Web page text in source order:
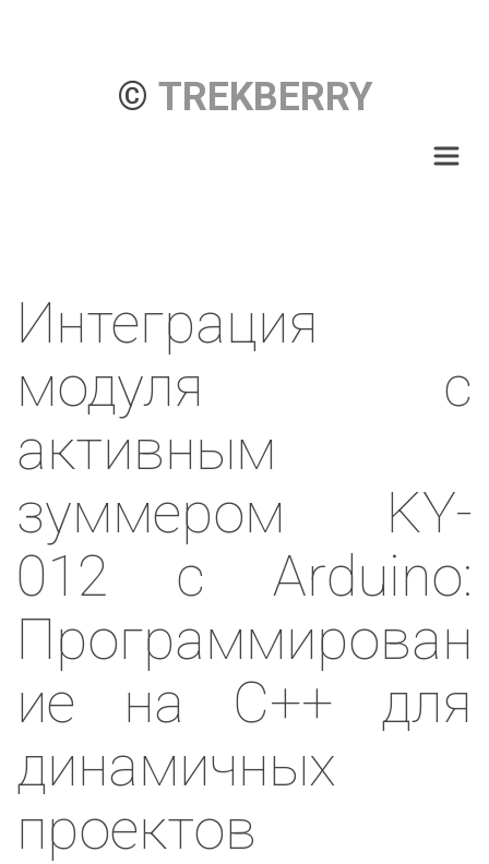
© TREKBERRY
Интеграция
модуля с
активным
зуммером KY-
012 с Arduino:
Программирован
ие на C++ для
динамичных
проектов